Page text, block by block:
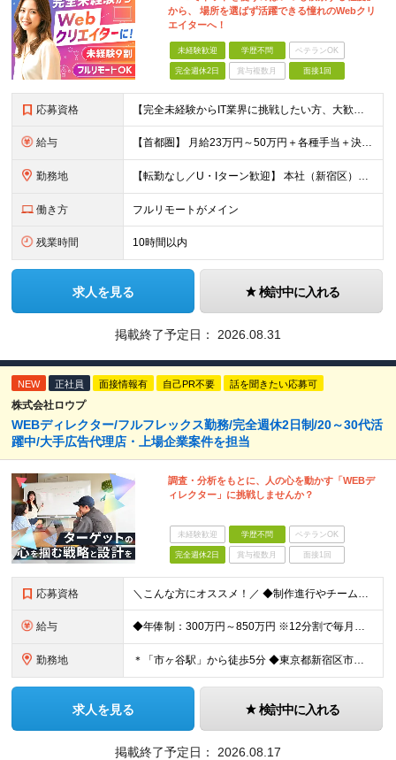
から、 場所を選ばず活躍できる憧れのWebクリ
エイターへ！
未経験歓迎 学歴不問 ベテランOK
完全週休2日 賞与複数月 面接1回
応募資格 【完全未経験からIT業界に挑戦したい方、大歓迎！】 ●応募年齢制限：34歳まで（若年層の長期キャリア形成を図るため） ★学歴不問・転職回数不問 ★第二新卒・社会人デビューOK 【こんな方を求めていま
給与 【首都圏】 月給23万円～50万円＋各種手当＋決算賞与 【大阪】 月給22万円～50万円＋各種手当＋決算賞与 【愛知】 月給21.5万円～50万円＋各種手当＋決算賞与 【福岡・宮城】 月給20万
勤務地 【転勤なし／U・Iターン歓迎】 本社（新宿区）、大阪支店、名古屋支店または東京都・神奈川県・千葉県・埼玉県・愛知県・大阪府・福岡県をはじめ、全国のプロジェクト先 ※ご希望を最大限考慮して配属先を決定
働き方 フルリモートがメイン
残業時間 10時間以内
求人を見る 検討中に入れる
掲載終了予定日： 2026.08.31
NEW 正社員 面接情報有 自己PR不要 話を聞きたい応募可
株式会社ロウプ
WEBディレクター/フルフレックス勤務/完全週休2日制/20～30代活
躍中/大手広告代理店・上場企業案件を担当
調査・分析をもとに、人の心を動かす「WEBデ
ィレクター」に挑戦しませんか？
未経験歓迎 学歴不問 ベテランOK
完全週休2日 賞与複数月 面接1回
応募資格 ＼こんな方にオススメ！／ ◆制作進行やチームでのプロジェクト経験がある方 ◆クライアントや社内メンバーと円滑にコミュニケーションを取れる方 ◆WEBやアプリ制作の進行やディレクションの実務経験をお持
給与 ◆年俸制：300万円～850万円 ※12分割で毎月支給 ※アシスタント（WEBディレクターを目指しているWEBデザイナーや コーダーなど関連スキルをお持ちの方、新卒や第二新卒の方）も含め、 スキル
勤務地 ＊「市ヶ谷駅」から徒歩5分 ◆東京都新宿区市谷左内町5 4F (変更の範囲)上記を除く当社関連勤務地
求人を見る 検討中に入れる
掲載終了予定日： 2026.08.17